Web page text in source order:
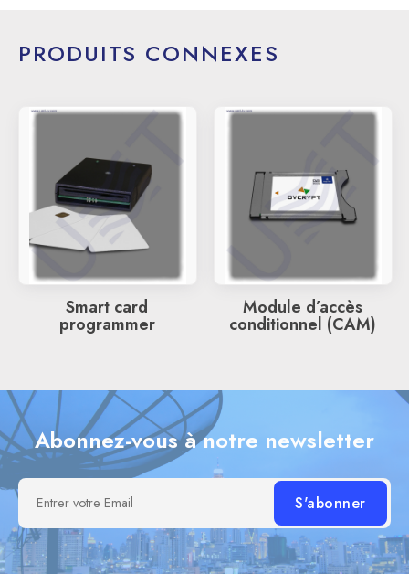
PRODUITS CONNEXES
Smart card
programmer
Module d’accès
conditionnel (CAM)
Abonnez-vous à notre newsletter
Entrer votre Email